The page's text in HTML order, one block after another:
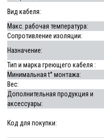
Вид кабеля:
Макс. рабочая температура:
Сопротивление изоляции:
Назначение:
Тип и марка греющего кабеля :
Минимальная t° монтажа:
Вес:
Дополнительная продукция и
аксессуары:
Код для покупки: